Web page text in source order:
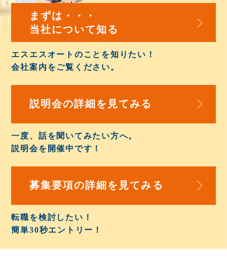
まずは・・・
当社について知る
エスエスオートのことを知りたい！
会社案内 をご覧ください。
説明会の詳細を 見てみる
一度、話を聞いてみたい方へ。
説明会を開催中です！
募集要項の詳細を 見てみる
転職を検討したい！
簡単30秒エントリー！